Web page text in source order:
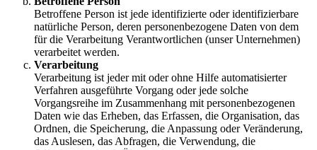
Betroffene Person ist jede identifizierte oder identifizierbare
natürliche Person, deren personenbezogene Daten von dem
für die Verarbeitung Verantwortlichen (unser Unternehmen)
verarbeitet werden.
Verarbeitung
Verarbeitung ist jeder mit oder ohne Hilfe automatisierter
Verfahren ausgeführte Vorgang oder jede solche
Vorgangsreihe im Zusammenhang mit personenbezogenen
Daten wie das Erheben, das Erfassen, die Organisation, das
Ordnen, die Speicherung, die Anpassung oder Veränderung,
das Auslesen, das Abfragen, die Verwendung, die